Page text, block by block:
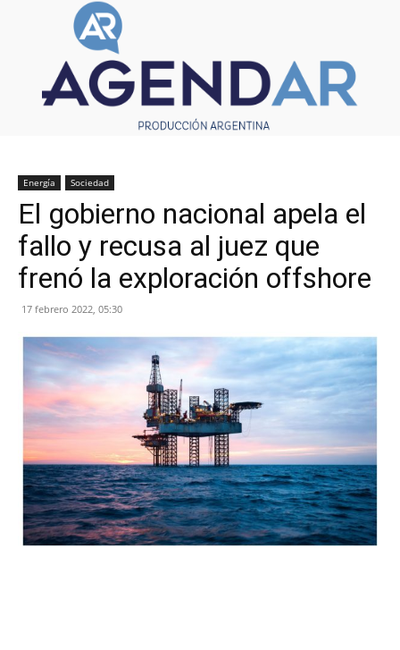
Energía Sociedad
El gobierno nacional apela el
fallo y recusa al juez que
frenó la exploración offshore
17 febrero 2022, 05:30